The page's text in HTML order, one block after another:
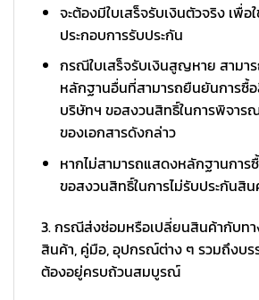
จะต้องมีใบเสร็จรับเงินตัวจริง เพื่อ
ประกอบการรับประกัน
กรณีใบเสร็จรับเงินสูญหาย สามาร
หลักฐานอื่นที่สามารถยืนยันการซื้อ
บริษัทฯ ขอสงวนสิทธิ์ในการพิจาร
ของเอกสารดังกล่าว
หากไม่สามารถแสดงหลักฐานการ
ขอสงวนสิทธิ์ในการไม่รับประกันสิ
3. กรณีส่งซ่อมหรือเปลี่ยนสินค้ากับท
สินค้า, คู่มือ, อุปกรณ์ต่าง ๆ รวมถึงบ
ต้องอยู่ครบถ้วนสมบูรณ์